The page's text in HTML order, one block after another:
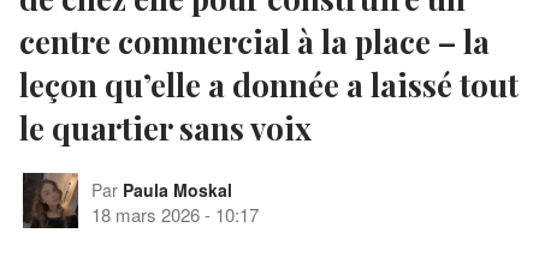
centre commercial à la place – la
leçon qu’elle a donnée a laissé tout
le quartier sans voix
Par Paula Moskal
18 mars 2026- 10:17